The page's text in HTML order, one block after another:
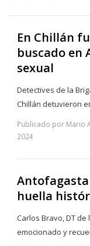
En Chillán
buscado en
sexual
Detectives de la
Chillán detuvieron
Publicado por Mario
2024
huella
Carlos Bravo, DT
emocionado y